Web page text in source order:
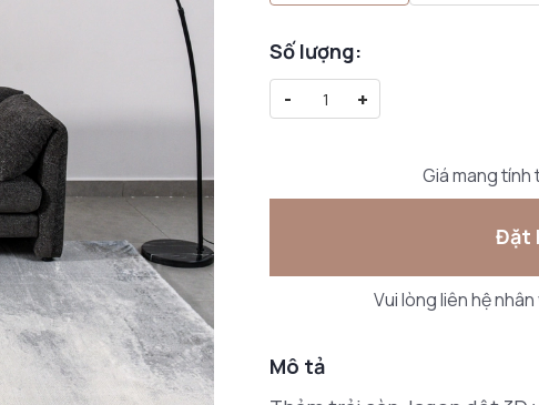
Số lượng:
-
+
Giá mang tính
Đặt
Vui lòng liên hệ
Mô tả